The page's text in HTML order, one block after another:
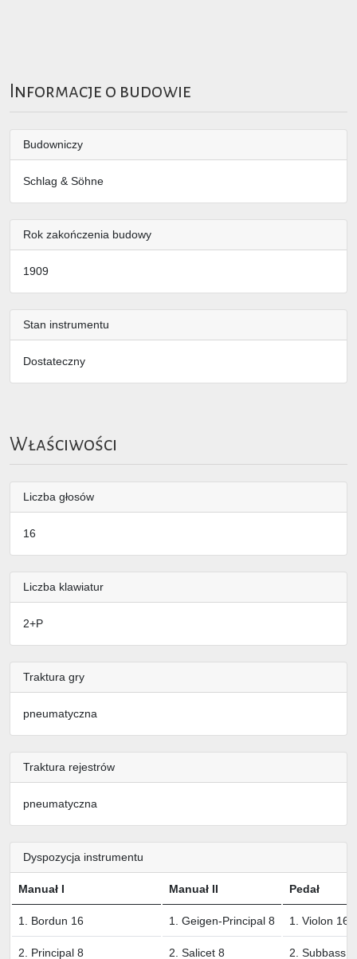
Informacje o budowie
Budowniczy
Schlag & Söhne
Rok zakończenia budowy
1909
Stan instrumentu
Dostateczny
Właściwości
Liczba głosów
16
Liczba klawiatur
2+P
Traktura gry
pneumatyczna
Traktura rejestrów
pneumatyczna
Dyspozycja instrumentu
Manuał I Manuał II Pedał
1. Bordun 16 1. Geigen-Principal 8 1. Violon 16
2. Principal 8 2. Salicet 8 2. Subbass